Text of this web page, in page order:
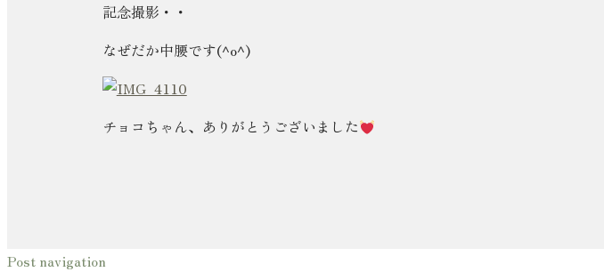
記念撮影・・
なぜだか中腰です(^o^)
チョコちゃん、ありがとうございました
Post navigation